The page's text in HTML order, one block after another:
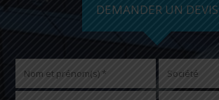
DEMANDER UN DEVIS